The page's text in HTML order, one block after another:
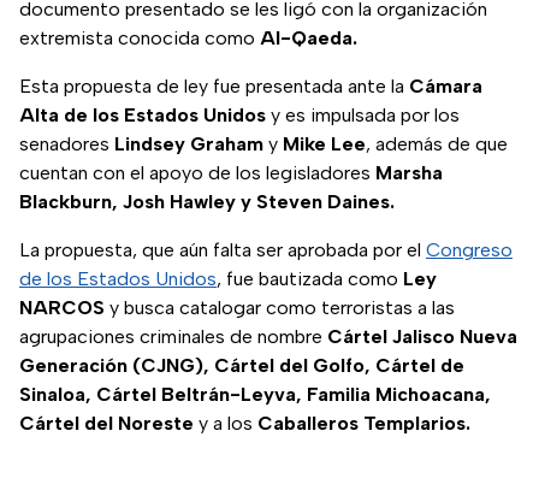
documento presentado se les ligó con la organización
extremista conocida como Al-Qaeda.
Esta propuesta de ley fue presentada ante la Cámara
Alta de los Estados Unidos y es impulsada por los
senadores Lindsey Graham y Mike Lee, además de que
cuentan con el apoyo de los legisladores Marsha
Blackburn, Josh Hawley y Steven Daines.
La propuesta, que aún falta ser aprobada por el Congreso
de los Estados Unidos, fue bautizada como Ley
NARCOS y busca catalogar como terroristas a las
agrupaciones criminales de nombre Cártel Jalisco Nueva
Generación (CJNG), Cártel del Golfo, Cártel de
Sinaloa, Cártel Beltrán-Leyva, Familia Michoacana,
Cártel del Noreste y a los Caballeros Templarios.